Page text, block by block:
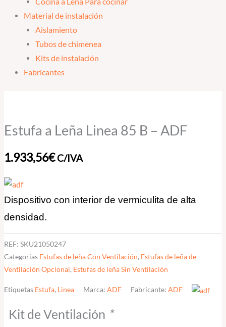
Material de instalación
Aislamiento
Tubos de chimenea
Kits de instalación
Fabricantes
Estufa a Leña Linea 85 B – ADF
1.933,56€C/IVA
Dispositivo con interior de vermiculita de alta
densidad.
REF:SKU21050247
Categorias Estufas de leña Con Ventilación, Estufas de leña de
Ventilación Opcional, Estufas de leña Sin Ventilación
Etiquetas Estufa, Linea Marca:ADF Fabricante:ADF
Kit de Ventilación *
Leña
85
-
ADF